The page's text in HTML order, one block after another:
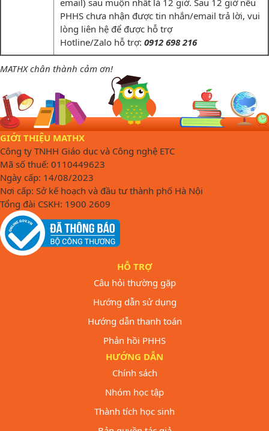
PHHS chưa nhận được tin nhắn/email trả lời, vui
lòng liên hệ để được hỗ trợ
Hotline/Zalo hỗ trợ: 0912 698 216
MATHX chân thành cảm ơn!
GIỚI THIỆU MATHX
Công ty TNHH Giáo dục và Công nghệ ETC
Mã số thuế: 0110449623
Ngày cấp: 14/08/2023
Nơi cấp: Sở kế hoạch và đầu tư thành phố Hà Nội
Tổng đài CSKH: 1900 2609
HỖ TRỢ
Câu hỏi thường gặp
Hướng dẫn sử dụng
Hướng dẫn thanh toán
Phản hồi PHHS
HƯỚNG DẪN
Chính sách
Nhóm học tập
Thành tích học sinh